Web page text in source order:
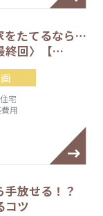
をたてるなら…
終回〉【…
宅
用
手放せる！？
コツ